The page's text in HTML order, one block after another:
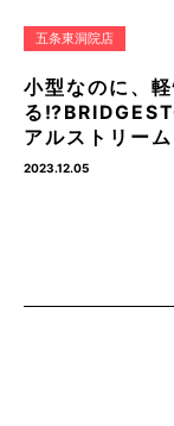
五条東洞院店
小型なのに、
る
アルストリー
2023.12.05